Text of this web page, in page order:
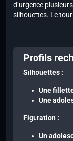
d’urgence
silhouettes. Le
Profils
Silhouettes :
Une
Une
Figuration :
Un